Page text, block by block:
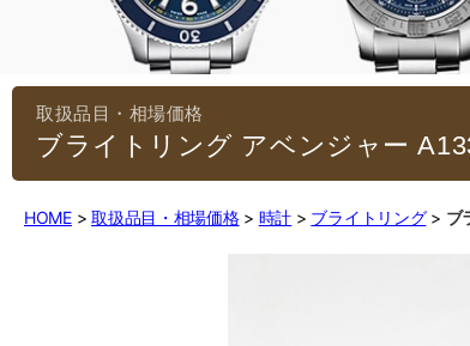
ブライトリング アベンジャー
HOME 取扱品目・相場価格 時計 ブライトリング ブ